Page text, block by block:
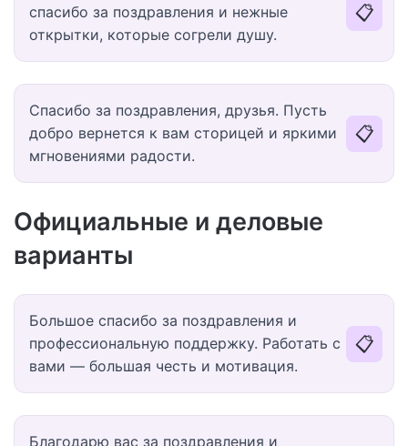
спасибо за поздравления и нежные
открытки, которые согрели душу.
📋
Спасибо за поздравления, друзья. Пусть
добро вернется к вам сторицей и яркими
мгновениями радости.
📋
Официальные и деловые
варианты
Большое спасибо за поздравления и
профессиональную поддержку. Работать с
вами — большая честь и мотивация.
📋
Благодарю вас за поздравления и